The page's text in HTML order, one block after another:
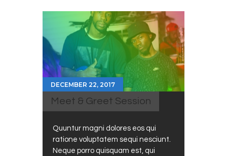
DECEMBER 22, 2017
Meet & Greet Session
Quuntur magni dolores eos qui
ratione voluptatem sequi nesciunt.
Neque porro quisquam est, qui